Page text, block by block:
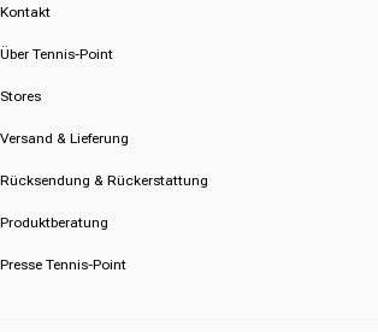
Kontakt
Über Tennis-Point
Stores
Versand & Lieferung
Rücksendung & Rückerstattung
Produktberatung
Presse Tennis-Point